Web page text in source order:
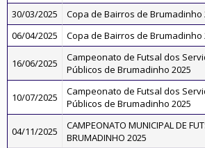
30/03/2025
Copa de Bairros de Brumadinho
06/04/2025
Copa de Bairros de Brumadinho
16/06/2025
Campeonato de Futsal dos
Públicos de Brumadinho 2025
10/07/2025
Campeonato de Futsal dos
Públicos de Brumadinho 2025
04/11/2025
CAMPEONATO MUNICIPAL DE
BRUMADINHO 2025